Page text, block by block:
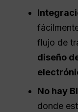
flujo de
diseño
No hay
donde